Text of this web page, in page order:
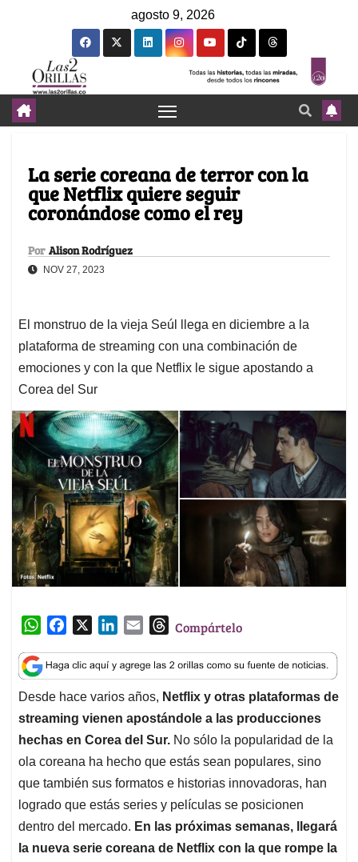
agosto 9, 2026
La serie coreana de terror con la
que Netflix quiere seguir
coronándose como el rey
Por Alison Rodríguez
NOV 27, 2023
El monstruo de la vieja Seúl llega en diciembre a la
plataforma de streaming con una combinación de
emociones y con la que Netflix le sigue apostando a
Corea del Sur
W
a
t
s
A
p
p
c
e
b
o
o
k
n
k
e
d
I
n
a
i
l
T
r
e
a
d
s
Compártelo
Desde hace varios años, Netflix y otras plataformas de
streaming vienen apostándole a las producciones
hechas en Corea del Sur. No sólo la popularidad de la
ola coreana ha hecho que estás sean populares, sino
que también sus formatos e historias innovadoras, han
logrado que estás series y películas se posicionen
dentro del mercado. En las próximas semanas, llegará
la nueva serie coreana de Netflix con la que rompe la